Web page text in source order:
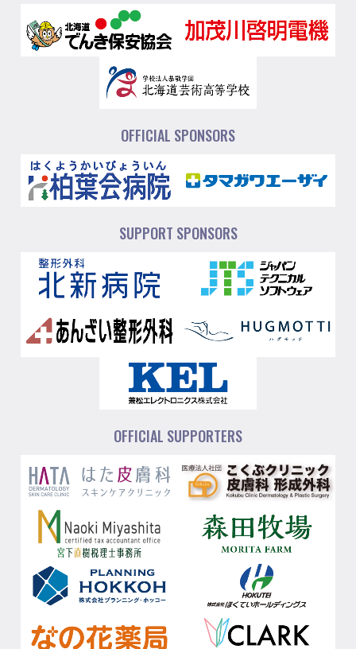
OFFICIAL SPONSORS
SUPPORT SPONSORS
OFFICIAL SUPPORTERS